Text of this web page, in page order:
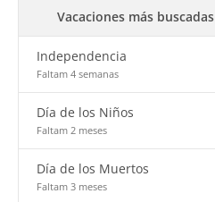
Vacaciones más buscadas
Independencia
Faltam 4 semanas
Día de los Niños
Faltam 2 meses
Día de los Muertos
Faltam 3 meses